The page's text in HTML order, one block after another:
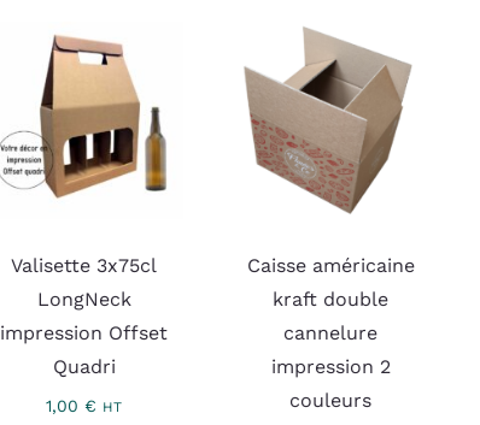
Valisette 3x75cl
LongNeck
impression Offset
Quadri
1,00€ HT
Caisse américaine
kraft double
cannelure
impression 2
couleurs